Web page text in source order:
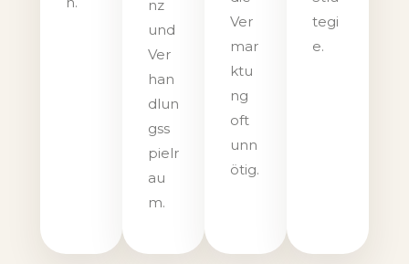
nz
und
Ver
han
dlun
gss
pielr
au
m.
Ver
mar
ktu
ng
oft
unn
ötig.
tegi
e.